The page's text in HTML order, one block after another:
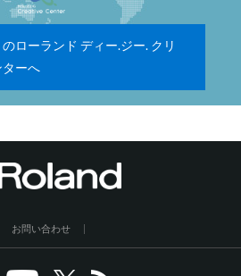
ローランド ディー.ジー. クリ
ーへ
お問い合わせ